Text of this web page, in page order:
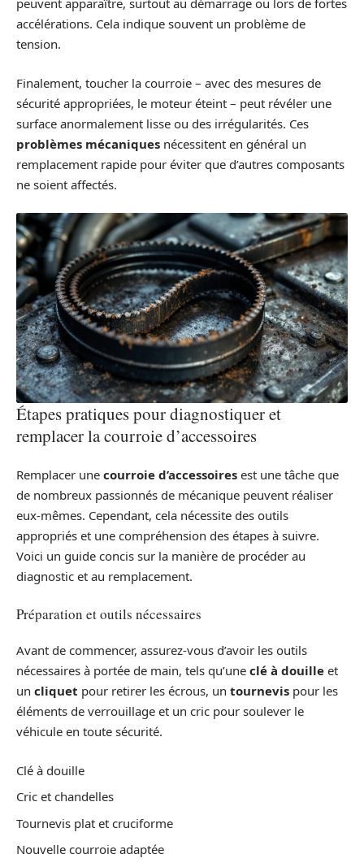
peuvent apparaître, surtout au démarrage ou lors de fortes
accélérations. Cela indique souvent un problème de
tension.
Finalement, toucher la courroie – avec des mesures de
sécurité appropriées, le moteur éteint – peut révéler une
surface anormalement lisse ou des irrégularités. Ces
problèmes mécaniques nécessitent en général un
remplacement rapide pour éviter que d’autres composants
ne soient affectés.
Étapes pratiques pour diagnostiquer et
remplacer la courroie d’accessoires
Remplacer une courroie d’accessoires est une tâche que
de nombreux passionnés de mécanique peuvent réaliser
eux-mêmes. Cependant, cela nécessite des outils
appropriés et une compréhension des étapes à suivre.
Voici un guide concis sur la manière de procéder au
diagnostic et au remplacement.
Préparation et outils nécessaires
Avant de commencer, assurez-vous d’avoir les outils
nécessaires à portée de main, tels qu’une clé à douille et
un cliquet pour retirer les écrous, un tournevis pour les
éléments de verrouillage et un cric pour soulever le
véhicule en toute sécurité.
Clé à douille
Cric et chandelles
Tournevis plat et cruciforme
Nouvelle courroie adaptée